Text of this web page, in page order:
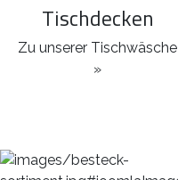
Tischdecken
Zu unserer Tischwäsche
»